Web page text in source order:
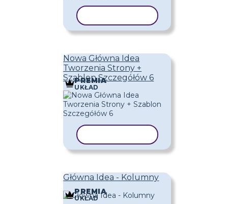
Nowa Główna Idea
Tworzenia Strony +
Szablon Szczegółów 6
PREMIA
UKŁAD
Główna Idea - Kolumny
PREMIA
UKŁAD